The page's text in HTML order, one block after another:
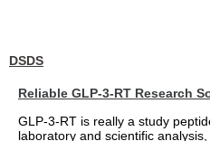
DSDS
Reliable GLP-3-RT Research
GLP-3-RT is really a study
laboratory and scientific